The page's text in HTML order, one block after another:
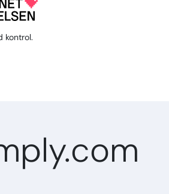
kontrol.